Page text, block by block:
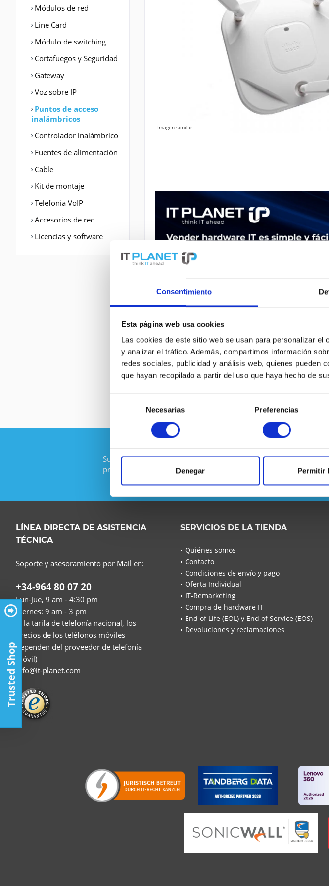
Consentimiento
Esta página web usa cookies
Las cookies de este sitio web se usan para personalizar
y analizar el tráfico. Además, compartimos información
redes sociales, publicidad y análisis web, quienes pueden
que hayan recopilado a partir del uso que haya hecho de
consentimiento
Necesarias Preferencias
Denegar Permitir
Módulos de red
Line Card
Módulo de switching
Cortafuegos y Seguridad
Gateway
Voz sobre IP
Puntos de acceso
inalámbricos
Controlador inalámbrico
Fuentes de alimentación
Cable
Kit de montaje
Telefonia VoIP
Accesorios de red
Licencias y software
Imagen similar
DESCRIPCIÓN LEASING SERVICE
AIR-SAP1602E-B-K9 | Aironet 1602e
Suscríbase al boletín gratuito y no se pierda ninguna noticia o
promoción de IT-Planet.
LÍNEA DIRECTA DE ASISTENCIA
TÉCNICA
Soporte y asesoramiento por Mail en:
+34-964 80 07 20
Lun-Jue, 9 am - 4:30 pm
Viernes: 9 am - 3 pm
(a la tarifa de telefonía nacional, los
precios de los teléfonos móviles
dependen del proveedor de telefonía
móvil)
info@it-planet.com
SERVICIOS DE LA TIENDA
Quiénes somos
Contacto
Condiciones de envío y pago
Oferta Individual
IT-Remarketing
Compra de hardware IT
End of Life (EOL) y End of Service (EOS)
Devoluciones y reclamaciones
Trusted Shop